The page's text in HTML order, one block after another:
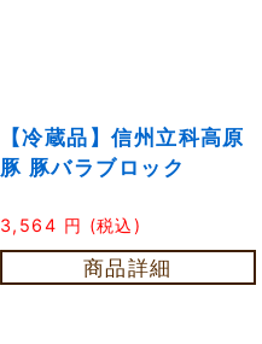
【冷蔵品】信州立科高原
豚 豚バラブロック
3,564 円 (税込)
商品詳細